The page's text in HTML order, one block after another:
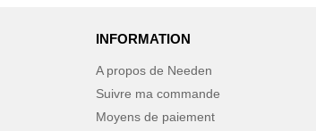
INFORMATION
A propos de Needen
Suivre ma commande
Moyens de paiement